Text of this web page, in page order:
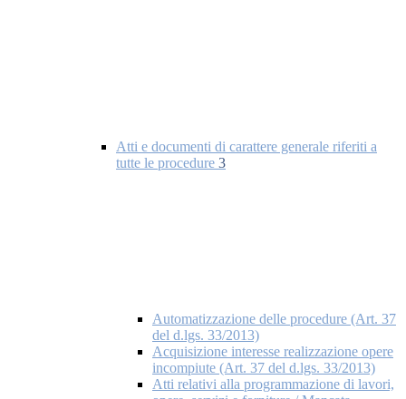
Atti e documenti di carattere generale riferiti a
tutte le procedure 3
Automatizzazione delle procedure (Art. 37
del d.lgs. 33/2013)
Acquisizione interesse realizzazione opere
incompiute (Art. 37 del d.lgs. 33/2013)
Atti relativi alla programmazione di lavori,